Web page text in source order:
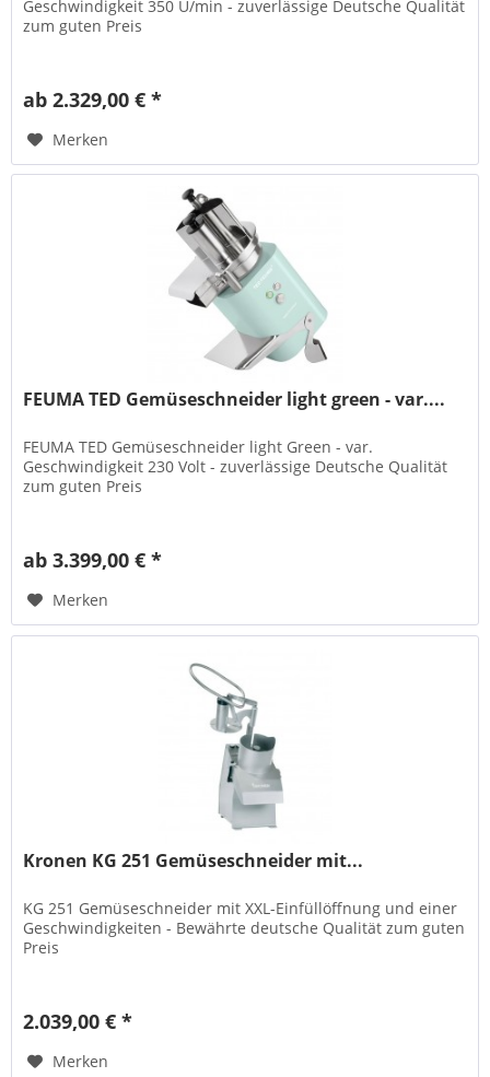
Geschwindigkeit 350 U/min - zuverlässige Deutsche Qualität
zum guten Preis
ab 2.329,00 € *
Merken
FEUMA TED Gemüseschneider light green - var....
FEUMA TED Gemüseschneider light Green - var.
Geschwindigkeit 230 Volt - zuverlässige Deutsche Qualität
zum guten Preis
ab 3.399,00 € *
Merken
Kronen KG 251 Gemüseschneider mit...
KG 251 Gemüseschneider mit XXL-Einfüllöffnung und einer
Geschwindigkeiten - Bewährte deutsche Qualität zum guten
Preis
2.039,00 € *
Merken